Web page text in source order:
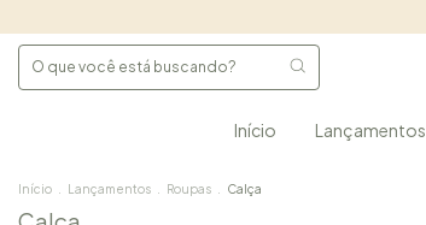
Início Lançamentos
Início Lançamentos Roupas Calça